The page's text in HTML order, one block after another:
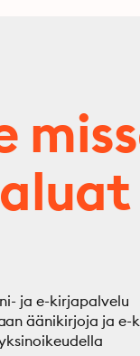
ja e-kirjapalvelu
äänikirjoja ja e-